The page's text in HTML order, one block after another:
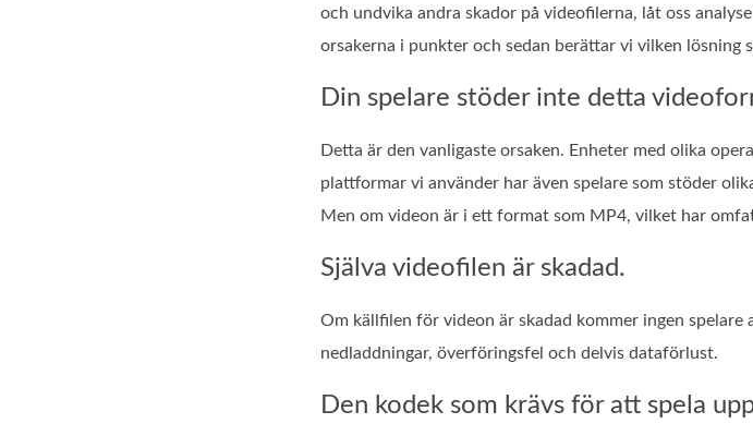
och undvika andra skador på videofilerna, låt oss
orsakerna i punkter och sedan berättar vi vilken lösning
Din spelare stöder inte detta
Detta är den vanligaste orsaken. Enheter med olika
plattformar vi använder har även spelare som stöder
Men om videon är i ett format som MP4, vilket har
Själva videofilen är skadad.
Om källfilen för videon är skadad kommer ingen
nedladdningar, överföringsfel och delvis dataförlust.
Den kodek som krävs för att spela